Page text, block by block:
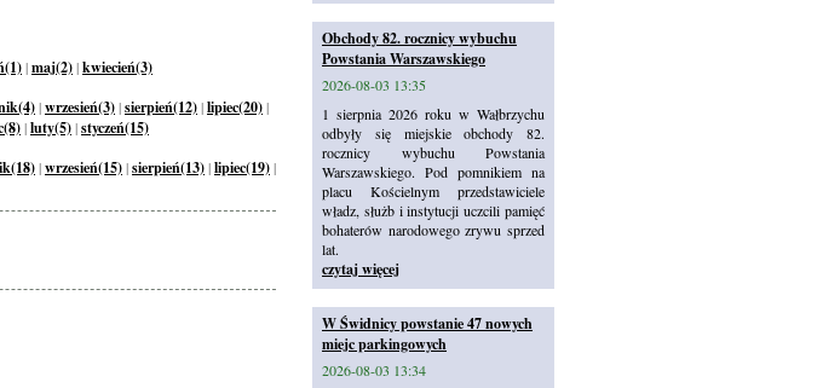
|maj(2)|kwiecień(3)
|wrzesień(3)|sierpień(12)|lipiec(20)|
|luty(5)|styczeń(15)
|wrzesień(15)|sierpień(13)|lipiec(19)|
Obchody 82. rocznicy wybuchu
Powstania Warszawskiego
2026-08-03 13:35
1 sierpnia 2026 roku w Wałbrzychu
odbyły się miejskie obchody 82.
rocznicy wybuchu Powstania
Warszawskiego. Pod pomnikiem na
placu Kościelnym przedstawiciele
władz, służb i instytucji uczcili pamięć
bohaterów narodowego zrywu sprzed
lat.
czytaj więcej
W Świdnicy powstanie 47 nowych
miejc parkingowych
2026-08-03 13:34